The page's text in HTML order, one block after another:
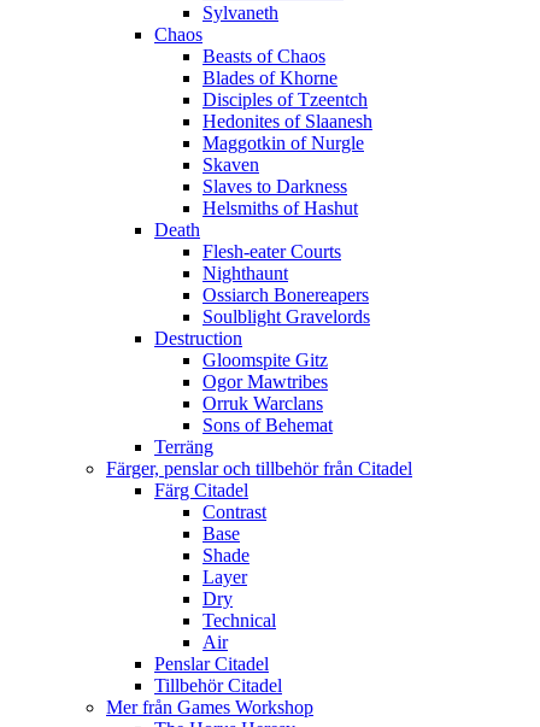
Sylvaneth
Chaos
Beasts of Chaos
Blades of Khorne
Disciples of Tzeentch
Hedonites of Slaanesh
Maggotkin of Nurgle
Skaven
Slaves to Darkness
Helsmiths of Hashut
Death
Flesh-eater Courts
Nighthaunt
Ossiarch Bonereapers
Soulblight Gravelords
Destruction
Gloomspite Gitz
Ogor Mawtribes
Orruk Warclans
Sons of Behemat
Terräng
Färger, penslar och tillbehör från Citadel
Färg Citadel
Contrast
Base
Shade
Layer
Dry
Technical
Air
Penslar Citadel
Tillbehör Citadel
Mer från Games Workshop